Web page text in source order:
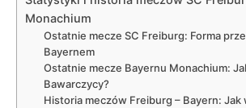
Monachium
Ostatnie mecze SC Freiburg: Forma
Bayernem
Ostatnie mecze Bayernu Monachium:
Bawarczycy?
Historia meczów Freiburg – Bayern: Jak